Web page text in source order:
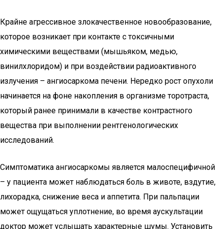
Крайне агрессивное злокачественное новообразование,
которое возникает при контакте с токсичными
химическими веществами (мышьяком, медью,
винилхлоридом) и при воздействии радиоактивного
излучения – ангиосаркома печени. Нередко рост опухоли
начинается на фоне накопления в организме торотраста,
который ранее принимали в качестве контрастного
вещества при выполнении рентгенологических
исследований.
Симптоматика ангиосаркомы является малоспецифичной
– у пациента может наблюдаться боль в животе, вздутие,
лихорадка, снижение веса и аппетита. При пальпации
может ощущаться уплотнение, во время аускультации
доктор может услышать характерные шумы. Установить